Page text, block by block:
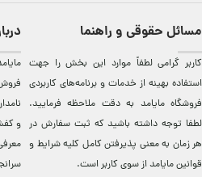
مسائل حقوقی و راهنما
کاربر گرامی لطفاً موارد این بخش را جهت
استفاده بهینه از خدمات و برنامه‌‏های کاربردی
فروشگاه مایامد به دقت ملاحظه فرمایید.
لطفا توجه داشته باشید که ثبت سفارش در
هر زمان به معنی پذیرفتن کامل کلیهشرایط و
قوانین مایامداز سوی کاربر است.
و